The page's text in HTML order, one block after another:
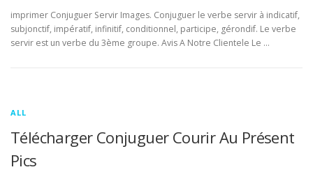
imprimer Conjuguer Servir Images. Conjuguer le verbe servir à indicatif,
subjonctif, impératif, infinitif, conditionnel, participe, gérondif. Le verbe
servir est un verbe du 3ème groupe. Avis A Notre Clientele Le …
ALL
Télécharger Conjuguer Courir Au Présent
Pics